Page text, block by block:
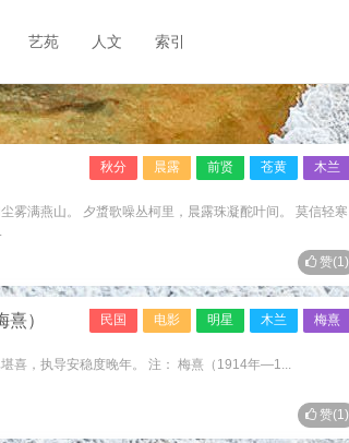
艺苑 人文 索引
秋分 晨露 前贤 苍黄 木兰
满燕山。 夕螀歌噪丛柯里，晨露珠凝酡叶间。 莫信轻寒
赞(1)
民国 电影 明星 木兰 梅熹
）
堪喜，执导安稳度晚年。 注： 梅熹（1914年—1...
赞(1)